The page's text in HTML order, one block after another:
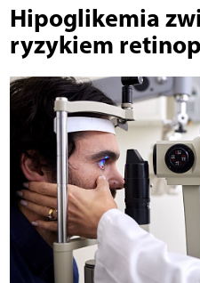
Hipoglikemia
ryzykiem